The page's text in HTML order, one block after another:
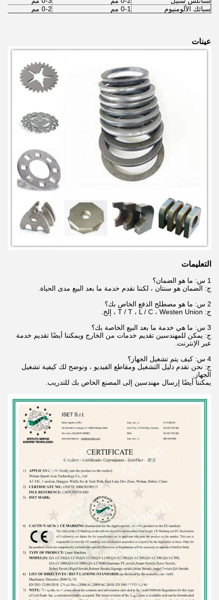
سبائك الألومنيوم
0-1 مم 0-2 مم
عينات
التعليمات
1 س: ما هو الضمان؟
ج: الضمان هو سنتان ، لكننا نقدم خدمة ما بعد البيع مدى الحياة.
2 س: ما هو مصطلح الدفع الخاص بك؟
ج: T / T ، L / C ، Westen Union ، إلخ.
3 س: ما هي خدمة ما بعد البيع الخاصة بك؟
ج: يمكن للمهندسين تقديم خدمات من الخارج ويمكننا أيضًا تقديم خدمة
عبر الإنترنت.
4 س: كيف يتم تشغيل الجهاز؟
ج: نحن نقدم دليل التشغيل ومقاطع الفيديو ، ونوضح لك كيفية تشغيل
الجهاز.
يمكننا أيضًا إرسال مهندسين إلى المصنع الخاص بك للتدريب.